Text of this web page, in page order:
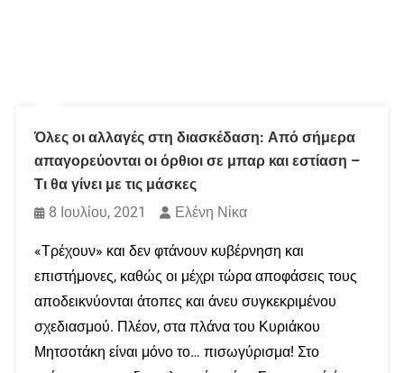
Όλες οι αλλαγές στη διασκέδαση: Από σήμερα
απαγορεύονται οι όρθιοι σε μπαρ και εστίαση –
Τι θα γίνει με τις μάσκες
8 Ιουλίου, 2021
Ελένη Νίκα
«Τρέχουν» και δεν φτάνουν κυβέρνηση και
επιστήμονες, καθώς οι μέχρι τώρα αποφάσεις τους
αποδεικνύονται άτοπες και άνευ συγκεκριμένου
σχεδιασμού. Πλέον, στα πλάνα του Κυριάκου
Μητσοτάκη είναι μόνο το… πισωγύρισμα! Στο